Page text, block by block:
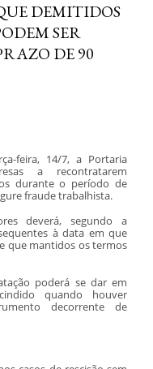
DEMITIDOS
SER
DE 90
feira, 14/7, a Portaria
a recontratarem
durante o período de
fraude trabalhista.
deverá, segundo a
à data em que
que mantidos os termos
poderá se dar em
quando houver
decorrente de